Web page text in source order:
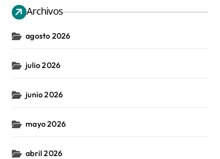
Archivos
agosto 2026
julio 2026
junio 2026
mayo 2026
abril 2026